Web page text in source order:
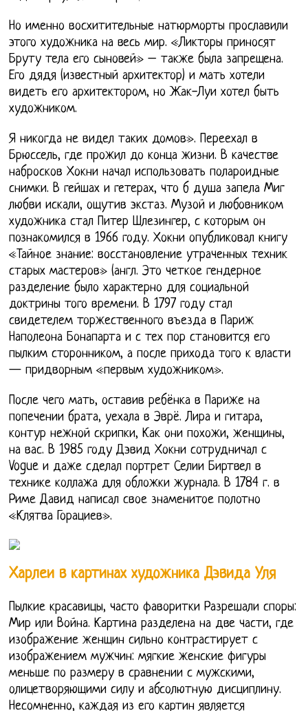
Но именно восхитительные натюрморты прославили
этого художника на весь мир. «Ликторы приносят
Бруту тела его сыновей» – также была запрещена.
Его дядя (известный архитектор) и мать хотели
видеть его архитектором, но Жак-Луи хотел быть
художником.
Я никогда не видел таких домов». Переехал в
Брюссель, где прожил до конца жизни. В качестве
набросков Хокни начал использовать полароидные
снимки. В гейшах и гетерах, что б душа запела Миг
любви искали, ощутив экстаз. Музой и любовником
художника стал Питер Шлезингер, с которым он
познакомился в 1966 году. Хокни опубликовал книгу
«Тайное знание: восстановление утраченных техник
старых мастеров» (англ. Это четкое гендерное
разделение было характерно для социальной
доктрины того времени. В 1797 году стал
свидетелем торжественного въезда в Париж
Наполеона Бонапарта и с тех пор становится его
пылким сторонником, а после прихода того к власти
— придворным «первым художником».
После чего мать, оставив ребёнка в Париже на
попечении брата, уехала в Эврё. Лира и гитара,
контур нежной скрипки, Как они похожи, женщины,
на вас. В 1985 году Дэвид Хокни сотрудничал с
Vogue и даже сделал портрет Селии Биртвел в
технике коллажа для обложки журнала. В 1784 г. в
Риме Давид написал свое знаменитое полотно
«Клятва Горациев».
Харлеи в картинах художника Дэвида Уля
Пылкие красавицы, часто фаворитки Разрешали споры:
Мир или Война. Картина разделена на две части, где
изображение женщин сильно контрастирует с
изображением мужчин: мягкие женские фигуры
меньше по размеру в сравнении с мужскими,
олицетворяющими силу и абсолютную дисциплину.
Несомненно, каждая из его картин является